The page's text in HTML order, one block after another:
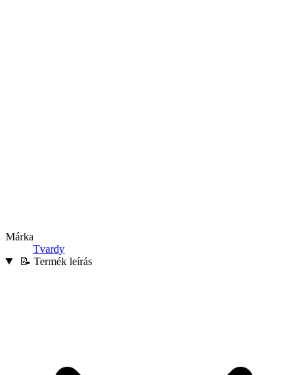
Márka
Tvardy
📝 Termék leírás